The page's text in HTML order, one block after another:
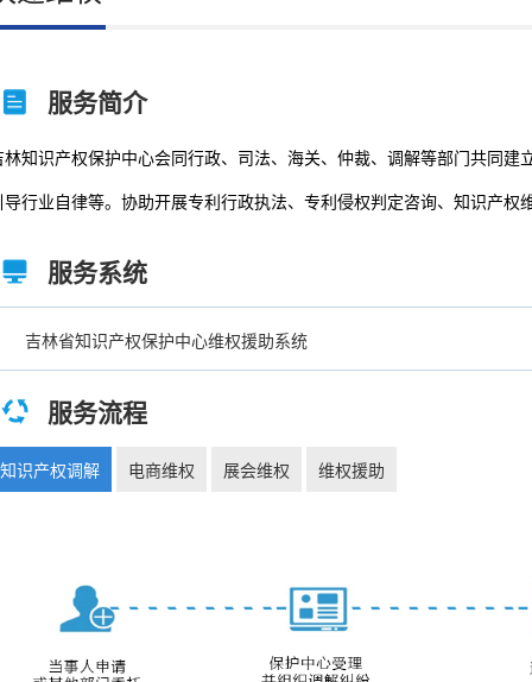
服务简介
林知识产权保护中心会同行政、司法、海关、仲裁、调解等部门共同
导行业自律等。协助开展专利行政执法、专利侵权判定咨询、知识产权
服务系统
吉林省知识产权保护中心维权援助系统
服务流程
知识产权调解 电商维权 展会维权 维权援助